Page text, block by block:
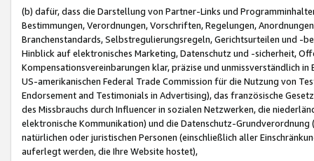
(b) dafür, dass die Darstellung von Partner-Links und
Bestimmungen, Verordnungen, Vorschriften, Regelungen,
Branchenstandards, Selbstregulierungsregeln, Gerichtsurteilen und -
Hinblick auf elektronisches Marketing, Datenschutz und -sicherheit,
Kompensationsvereinbarungen klar, präzise und unmissverständlich
US-amerikanischen Federal Trade Commission für die Nutzung von
Endorsement and Testimonials in Advertising), das französische
des Missbrauchs durch Influencer in sozialen Netzwerken, die
elektronische Kommunikation) und die Datenschutz-
natürlichen oder juristischen Personen (einschließlich aller
auferlegt werden, die Ihre Website hostet),